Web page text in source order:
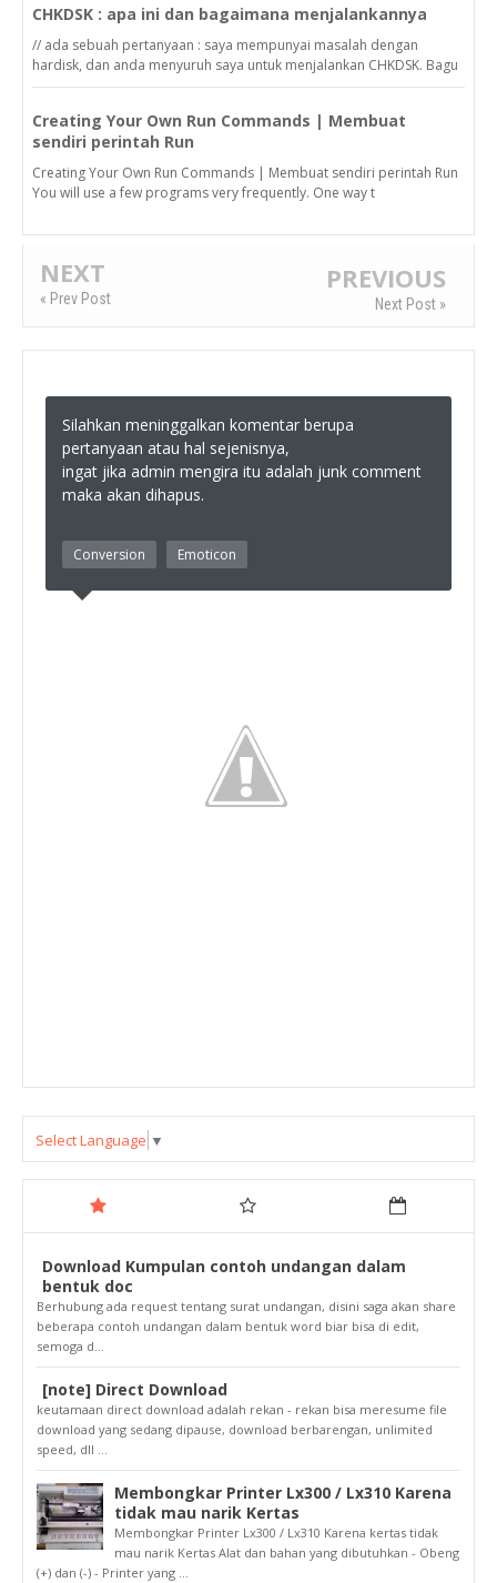
CHKDSK : apa ini dan bagaimana menjalankannya
// ada sebuah pertanyaan : saya mempunyai masalah dengan
hardisk, dan anda menyuruh saya untuk menjalankan CHKDSK. Bagu
Creating Your Own Run Commands | Membuat
sendiri perintah Run
Creating Your Own Run Commands | Membuat sendiri perintah Run
You will use a few programs very frequently. One way t
NEXT
« Prev Post
PREVIOUS
Next Post »
Silahkan meninggalkan komentar berupa
pertanyaan atau hal sejenisnya,
ingat jika admin mengira itu adalah junk comment
maka akan dihapus.
Conversion Emoticon
Select Language ▼
Download Kumpulan contoh undangan dalam
bentuk doc
Berhubung ada request tentang surat undangan, disini saga akan share
beberapa contoh undangan dalam bentuk word biar bisa di edit,
semoga d...
[note] Direct Download
keutamaan direct download adalah rekan - rekan bisa meresume file
download yang sedang dipause, download berbarengan, unlimited
speed, dll ...
Membongkar Printer Lx300 / Lx310 Karena
tidak mau narik Kertas
Membongkar Printer Lx300 / Lx310 Karena kertas tidak
mau narik Kertas Alat dan bahan yang dibutuhkan - Obeng
(+) dan (-) - Printer yang ...